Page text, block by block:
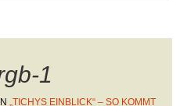
1
IN „TICHYS EINBLICK“ – SO KOMMT